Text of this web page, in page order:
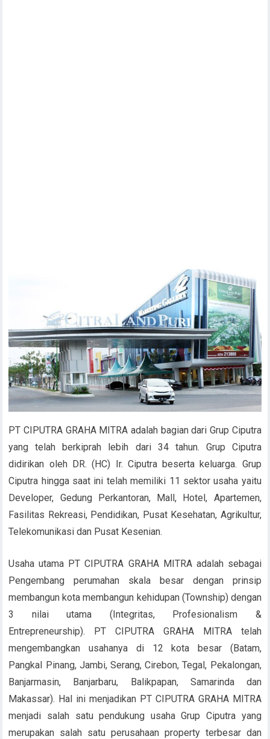
PT CIPUTRA GRAHA MITRA adalah bagian dari Grup Ciputra
yang telah berkiprah lebih dari 34 tahun. Grup Ciputra
didirikan oleh DR. (HC) Ir. Ciputra beserta keluarga. Grup
Ciputra hingga saat ini telah memiliki 11 sektor usaha yaitu
Developer, Gedung Perkantoran, Mall, Hotel, Apartemen,
Fasilitas Rekreasi, Pendidikan, Pusat Kesehatan, Agrikultur,
Telekomunikasi dan Pusat Kesenian.
Usaha utama PT CIPUTRA GRAHA MITRA adalah sebagai
Pengembang perumahan skala besar dengan prinsip
membangun kota membangun kehidupan (Township) dengan
3 nilai utama (Integritas, Profesionalism &
Entrepreneurship). PT CIPUTRA GRAHA MITRA telah
mengembangkan usahanya di 12 kota besar (Batam,
Pangkal Pinang, Jambi, Serang, Cirebon, Tegal, Pekalongan,
Banjarmasin, Banjarbaru, Balikpapan, Samarinda dan
Makassar). Hal ini menjadikan PT CIPUTRA GRAHA MITRA
menjadi salah satu pendukung usaha Grup Ciputra yang
merupakan salah satu perusahaan property terbesar dan